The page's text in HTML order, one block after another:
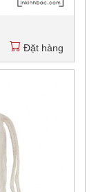
Đặt hàng